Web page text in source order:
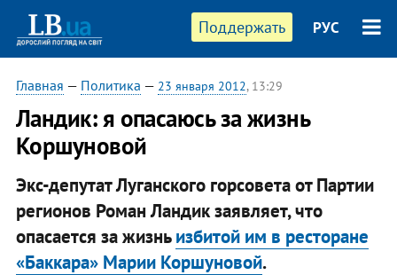
Поддержать РУС
Главная — Политика — 23 января 2012, 13:29
​Ландик: я опасаюсь за жизнь
Коршуновой
Экс-депутат Луганского горсовета от Партии
регионов Роман Ландик заявляет, что
опасается за жизньизбитой им в ресторане
«Баккара» Марии Коршуновой.